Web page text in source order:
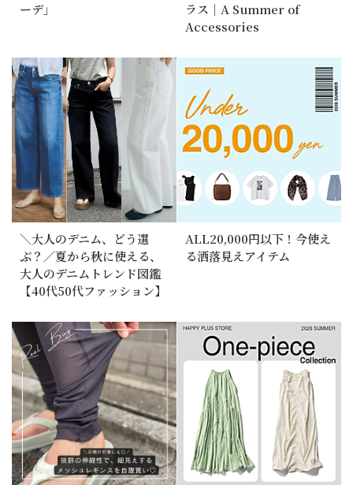
ーデ」
ラス｜A Summer of
Accessories
＼大人のデニム、どう選
ぶ？／夏から秋に使える、
大人のデニムトレンド図鑑
【40代50代ファッション】
ALL20,000円以下！今使え
る洒落見えアイテム